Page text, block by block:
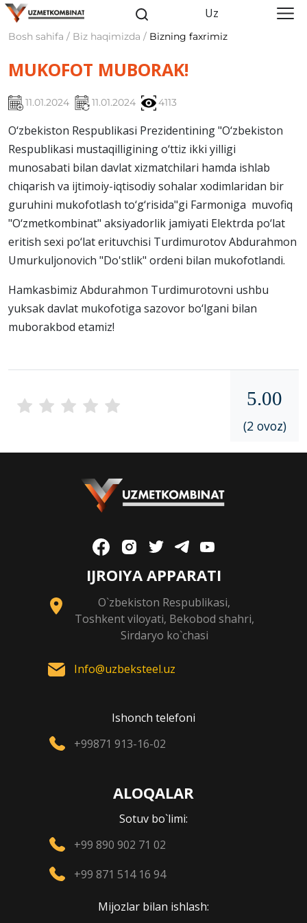
Uz
Bosh sahifa / Biz haqimizda / Bizning faxrimiz
MUKOFOT MUBORAK!
11.01.2024 11.01.2024 4113
O‘zbekiston Respublikasi Prezidentining "O‘zbekiston
Respublikasi mustaqilligining o‘ttiz ikki yilligi
munosabati bilan davlat xizmatchilari hamda ishlab
chiqarish va ijtimoiy-iqtisodiy sohalar xodimlaridan bir
guruhini mukofotlash to‘g‘risida"gi Farmoniga muvofiq
"O‘zmetkombinat" aksiyadorlik jamiyati Elektrda po‘lat
eritish sexi po‘lat erituvchisi Turdimurotov Abdurahmon
Umurkuljonovich "Do'stlik" ordeni bilan mukofotlandi.
Hamkasbimiz Abdurahmon Turdimurotovni ushbu
yuksak davlat mukofotiga sazovor bo‘lgani bilan
muborakbod etamiz!
5.00
(2 ovoz)
IJROIYA APPARATI
O`zbekiston Respublikasi,
Toshkent viloyati, Bekobod shahri,
Sirdaryo ko`chasi
Info@uzbeksteel.uz
Ishonch telefoni
+99871 913-16-02
ALOQALAR
Sotuv bo`limi:
+99 890 902 71 02
+99 871 514 16 94
Mijozlar bilan ishlash: